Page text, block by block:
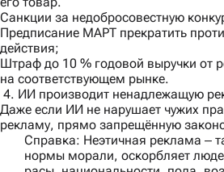
Санкции за недобросовестную
Предписание МАРТ прекратить
действия;
Штраф до 10 % годовой выручки от
на соответствующем рынке.
4. ИИ производит ненадлежащую
Даже если ИИ не нарушает чужих
рекламу, прямо запрещённую
Справка: Неэтичная реклама ‒
нормы морали, оскорбляет